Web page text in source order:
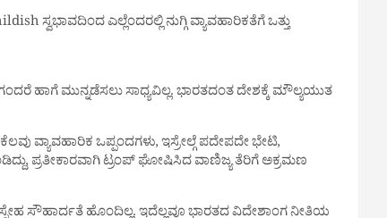
ಎಲ್ಲೆಂದರಲ್ಲಿ ನುಗ್ಗಿ ವ್ಯಾವಹಾರಿಕತೆಗೆ ಒತ್ತು
ಹಾಗೆ ಮುನ್ನಡೆಸಲು ಸಾಧ್ಯವಿಲ್ಲ. ಭಾರತದಂತ ದೇಶಕ್ಕೆ ಮೌಲ್ಯಯುತ
ವ್ಯಾವಹಾರಿಕ ಒಪ್ಪಂದಗಳು, ಇಸ್ರೇಲ್ಗೆ ಪದೇಪದೇ ಭೇಟಿ,
ಪ್ರತೀಕಾರವಾಗಿ ಟ್ರಂಪ್ ಘೋಷಿಸಿದ ವಾಣಿಜ್ಯ ತೆರಿಗೆ ಅಕ್ರಮಣ